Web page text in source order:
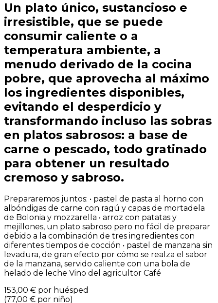
Un plato único, sustancioso e
irresistible, que se puede
consumir caliente o a
temperatura ambiente, a
menudo derivado de la cocina
pobre, que aprovecha al máximo
los ingredientes disponibles,
evitando el desperdicio y
transformando incluso las sobras
en platos sabrosos: a base de
carne o pescado, todo gratinado
para obtener un resultado
cremoso y sabroso.
Prepararemos juntos: • pastel de pasta al horno con
albóndigas de carne con ragú y capas de mortadela
de Bolonia y mozzarella • arroz con patatas y
mejillones, un plato sabroso pero no fácil de preparar
debido a la combinación de tres ingredientes con
diferentes tiempos de cocción • pastel de manzana sin
levadura, de gran efecto por cómo se realza el sabor
de la manzana, servido caliente con una bola de
helado de leche Vino del agricultor Café
153,00 € por huésped
(77,00 € por niño)